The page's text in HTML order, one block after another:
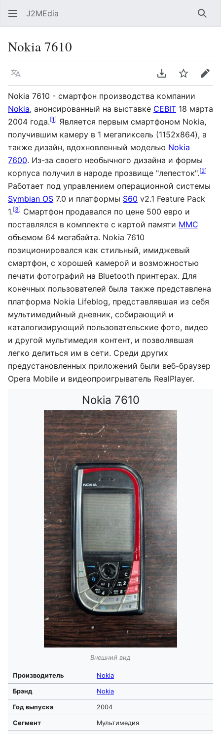
J2MEdia
Nokia 7610
Язык Скачать PDF
Следить
Nokia 7610 - смартфон производства компании
Nokia, анонсированный на выставке CEBIT 18 марта
2004 года.[1] Является первым смартфоном Nokia,
получившим камеру в 1 мегапиксель (1152x864), а
также дизайн, вдохновленный моделью Nokia
7600. Из-за своего необычного дизайна и формы
корпуса получил в народе прозвище "лепесток".[2]
Работает под управлением операционной системы
Symbian OS 7.0 и платформы S60 v2.1 Feature Pack
1.[3] Смартфон продавался по цене 500 евро и
поставлялся в комплекте с картой памяти MMC
объемом 64 мегабайта. Nokia 7610
позиционировался как стильный, имиджевый
смартфон, с хорошей камерой и возможностью
печати фотографий на Bluetooth принтерах. Для
конечных пользователей была также представлена
платформа Nokia Lifeblog, представлявшая из себя
мультимедийный дневник, собирающий и
каталогизирующий пользовательские фото, видео
и другой мультимедия контент, и позволявшая
легко делиться им в сети. Среди других
предустановленных приложений были веб-браузер
Opera Mobile и видеопроигрыватель RealPlayer.
Nokia 7610
Внешний вид
Производитель Nokia
Брэнд Nokia
Год выпуска 2004
Сегмент Мультимедия